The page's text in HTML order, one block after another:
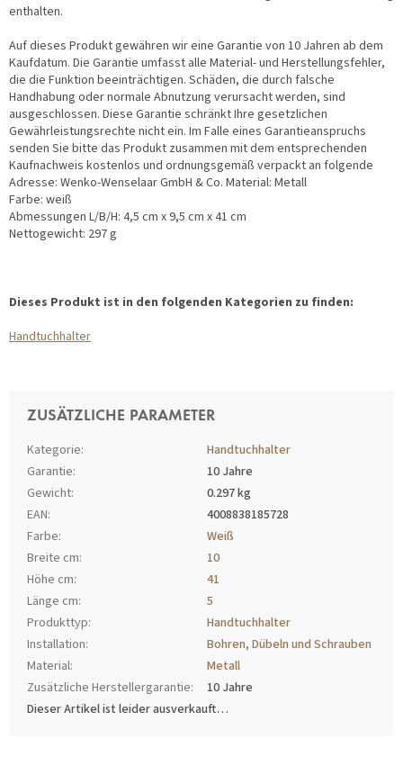
enthalten.
Auf dieses Produkt gewähren wir eine Garantie von 10 Jahren ab dem
Kaufdatum. Die Garantie umfasst alle Material- und Herstellungsfehler,
die die Funktion beeinträchtigen. Schäden, die durch falsche
Handhabung oder normale Abnutzung verursacht werden, sind
ausgeschlossen. Diese Garantie schränkt Ihre gesetzlichen
Gewährleistungsrechte nicht ein. Im Falle eines Garantieanspruchs
senden Sie bitte das Produkt zusammen mit dem entsprechenden
Kaufnachweis kostenlos und ordnungsgemäß verpackt an folgende
Adresse: Wenko-Wenselaar GmbH & Co. Material: Metall
Farbe: weiß
Abmessungen L/B/H: 4,5 cm x 9,5 cm x 41 cm
Nettogewicht: 297 g
Dieses Produkt ist in den folgenden Kategorien zu finden:
Handtuchhalter
ZUSÄTZLICHE PARAMETER
Kategorie:
Handtuchhalter
Garantie:
10 Jahre
Gewicht:
0.297 kg
EAN:
4008838185728
Farbe:
Weiß
Breite cm:
10
Höhe cm:
41
Länge cm:
5
Produkttyp:
Handtuchhalter
Installation:
Bohren, Dübeln und Schrauben
Material:
Metall
Zusätzliche Herstellergarantie:
10 Jahre
Dieser Artikel ist leider ausverkauft…